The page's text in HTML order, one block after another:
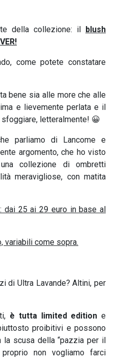
della collezione: il blush
come potete constatare
bene sia alle more che alle
e lievemente perlata e il
letteralmente! 😀
parliamo di Lancome e
argomento, che ho visto
collezione di ombretti
meravigliose, con matita
dai 25 ai 29 euro in base al
variabili come sopra.
di Ultra Lavande? Altini, per
è tutta limited editione
proibitivi e possono
la scusa della “pazzia per il
non vogliamo farci